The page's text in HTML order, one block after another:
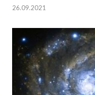
26.09.2021